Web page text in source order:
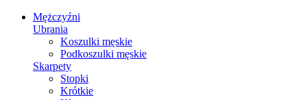
Mężczyźni
Ubrania
Koszulki męskie
Podkoszulki męskie
Skarpety
Stopki
Krótkie